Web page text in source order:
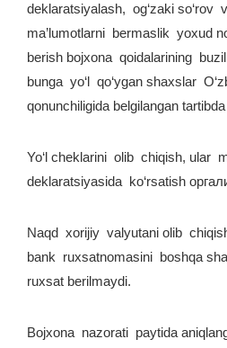
deklaratsiyalash, og‘zaki so‘rov
ma’lumotlarni bermaslik yoxud
berish bojxona qoidalarining
bunga yo‘l qo‘ygan shaxslar
qonunchiligida belgilangan
Yo‘l cheklarini olib chiqish, ular
deklaratsiyasida ko‘rsatish
Naqd xorijiy valyutani olib
bank ruxsatnomasini boshqa
ruxsat berilmaydi.
Bojxona nazorati paytida